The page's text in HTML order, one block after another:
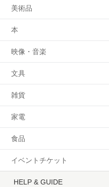
美術品
本
映像・音楽
文具
雑貨
家電
食品
イベントチケット
HELP & GUIDE